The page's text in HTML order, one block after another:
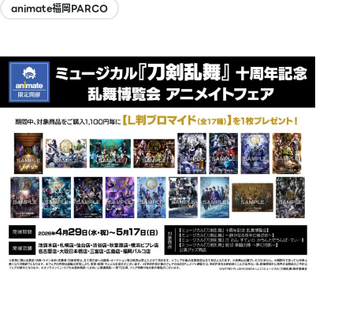
animate福岡PARCO